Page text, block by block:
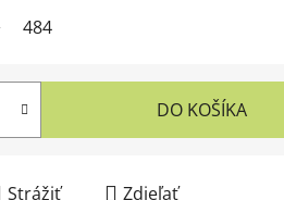
484
DO KOŠÍKA
Strážiť Zdieľať